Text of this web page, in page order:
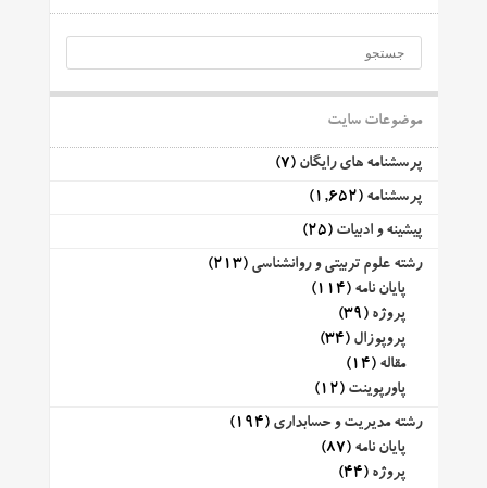
موضوعات سایت
پرسشنامه های رایگان (7)
پرسشنامه (1,652)
پیشینه و ادبیات (25)
رشته علوم تربیتی و روانشناسی (213)
پایان نامه (114)
پروژه (39)
پروپوزال (34)
مقاله (14)
پاورپوینت (12)
رشته مدیریت و حسابداری (194)
پایان نامه (87)
پروژه (44)